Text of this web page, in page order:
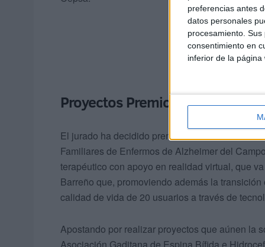
preferencias antes
datos personales
procesamiento.
consentimiento en
inferior de la página
Proyectos Premio al Valor Social
El jurado ha decidido premiar a dos entidades
Familiares de Enfermos de Alzheimer del
terapéutico con apoyo en realidad virtual, que
Barreño que, promoviendo además la
calidad de vida de 20 usuarios a través de
Apostando por realizar proyectos que aúnen la